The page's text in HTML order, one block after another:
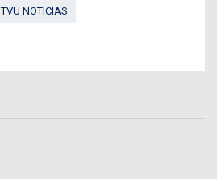
TVU NOTICIAS